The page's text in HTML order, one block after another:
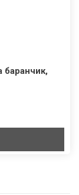
баранчик,